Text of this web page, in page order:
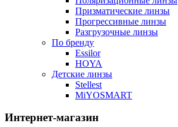
Призматические линзы
Прогрессивные линзы
Разгрузочные линзы
По бренду
Essilor
HOYA
Детские линзы
Stellest
MiYOSMART
Интернет-магазин